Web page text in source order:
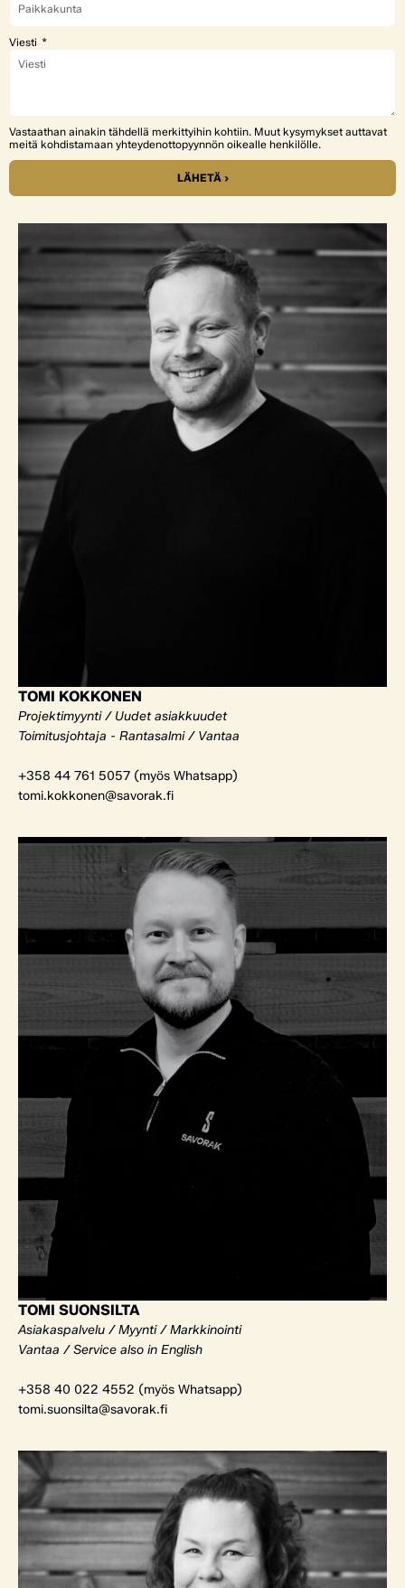
Viesti
Vastaathan ainakin tähdellä merkittyihin kohtiin. Muut kysymykset auttavat
meitä kohdistamaan yhteydenottopyynnön oikealle henkilölle.
LÄHETÄ ›
TOMI KOKKONEN
Projektimyynti / Uudet asiakkuudet
Toimitusjohtaja - Rantasalmi / Vantaa
+358 44 761 5057 (myös Whatsapp)
tomi.kokkonen@savorak.fi
TOMI SUONSILTA
Asiakaspalvelu / Myynti / Markkinointi
Vantaa / Service also in English
+358 40 022 4552 (myös Whatsapp)
tomi.suonsilta@savorak.fi